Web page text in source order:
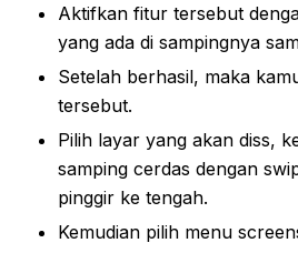
Aktifkan fitur tersebut
yang ada di sampingnya
Setelah berhasil, maka
tersebut.
Pilih layar yang akan diss,
samping cerdas dengan
pinggir ke tengah.
Kemudian pilih menu